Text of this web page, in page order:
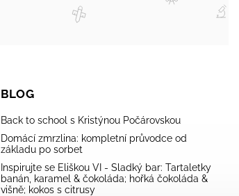
BLOG
Back to school s Kristýnou Počárovskou
Domácí zmrzlina: kompletní průvodce od
základu po sorbet
Inspirujte se Eliškou VI - Sladký bar: Tartaletky
banán, karamel & čokoláda; hořká čokoláda &
višně; kokos s citrusy